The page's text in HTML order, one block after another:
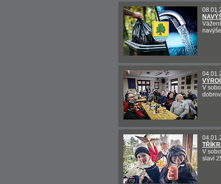
V
V
slaví